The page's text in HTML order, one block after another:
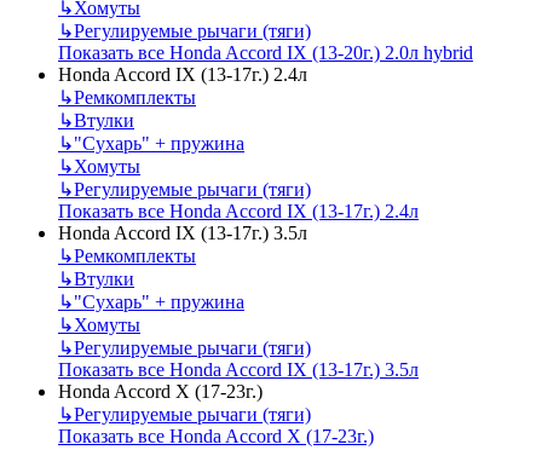
↳Хомуты
↳Регулируемые рычаги (тяги)
Показать все Honda Accord IX (13-20г.) 2.0л hybrid
Honda Accord IX (13-17г.) 2.4л
↳Ремкомплекты
↳Втулки
↳"Сухарь" + пружина
↳Хомуты
↳Регулируемые рычаги (тяги)
Показать все Honda Accord IX (13-17г.) 2.4л
Honda Accord IX (13-17г.) 3.5л
↳Ремкомплекты
↳Втулки
↳"Сухарь" + пружина
↳Хомуты
↳Регулируемые рычаги (тяги)
Показать все Honda Accord IX (13-17г.) 3.5л
Honda Accord X (17-23г.)
↳Регулируемые рычаги (тяги)
Показать все Honda Accord X (17-23г.)